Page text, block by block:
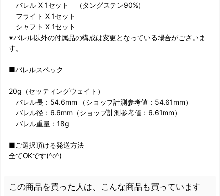
バレル X 1セット （タングステン90%）
フライト X 1セット
シャフト X 1セット
※バレル以外の付属品の構成は変更となっている場合がございま
す。
■バレルスペック
20g（セッティングウェイト）
バレル長：54.6mm （ショップ計測参考値：54.61mm）
バレル径：6.6mm（ショップ計測参考値：6.61mm）
バレル重量：18g
■ご選択頂ける発送方法
全てOKです(^o^)
この商品を買った人は、こんな商品も買っています